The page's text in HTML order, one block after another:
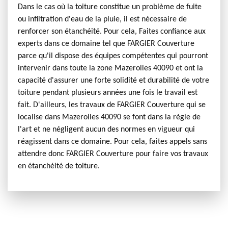
Dans le cas où la toiture constitue un problème de fuite
ou infiltration d'eau de la pluie, il est nécessaire de
renforcer son étanchéité. Pour cela, Faites confiance aux
experts dans ce domaine tel que FARGIER Couverture
parce qu'il dispose des équipes compétentes qui pourront
intervenir dans toute la zone Mazerolles 40090 et ont la
capacité d'assurer une forte solidité et durabilité de votre
toiture pendant plusieurs années une fois le travail est
fait. D'ailleurs, les travaux de FARGIER Couverture qui se
localise dans Mazerolles 40090 se font dans la règle de
l'art et ne négligent aucun des normes en vigueur qui
réagissent dans ce domaine. Pour cela, faites appels sans
attendre donc FARGIER Couverture pour faire vos travaux
en étanchéité de toiture.